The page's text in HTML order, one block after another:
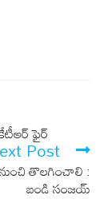
ఫైర్
Post
తొలగించాలి :
బండి సంజయ్